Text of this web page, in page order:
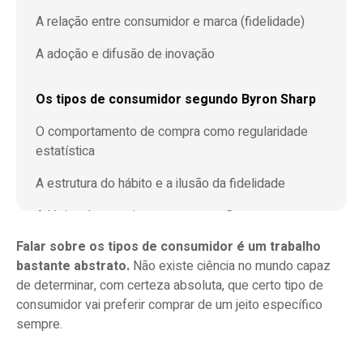
A relação entre consumidor e marca (fidelidade)
A adoção e difusão de inovação
Os tipos de consumidor segundo Byron Sharp
O comportamento de compra como regularidade
estatística
A estrutura do hábito e a ilusão da fidelidade
A lógica do crescimento: penetração e
Os tipos de consumidor segundo Michael
Solomon
O consumidor funcional: o eu pragmático
Falar sobre os tipos de consumidor é um trabalho
bastante abstrato. Não existe ciência no mundo capaz
de determinar, com certeza absoluta, que certo tipo de
consumidor vai preferir comprar de um jeito específico
sempre.